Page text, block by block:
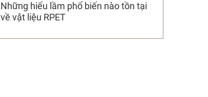
Những hiểu lầm phổ biến nào tồn tại
về vật liệu RPET